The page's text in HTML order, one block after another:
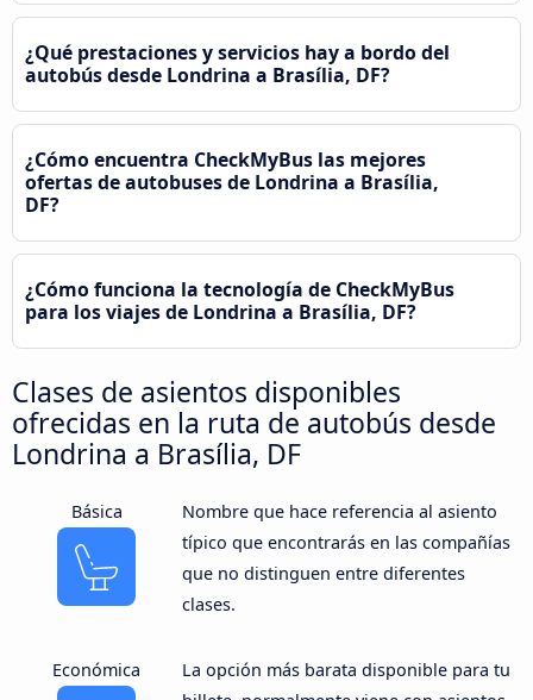
¿Qué prestaciones y servicios hay a bordo del
autobús desde Londrina a Brasília, DF?
¿Cómo encuentra CheckMyBus las mejores
ofertas de autobuses de Londrina a Brasília,
DF?
¿Cómo funciona la tecnología de CheckMyBus
para los viajes de Londrina a Brasília, DF?
Clases de asientos disponibles
ofrecidas en la ruta de autobús desde
Londrina a Brasília, DF
Básica
Nombre que hace referencia al asiento
típico que encontrarás en las compañías
que no distinguen entre diferentes
clases.
Económica
La opción más barata disponible para tu